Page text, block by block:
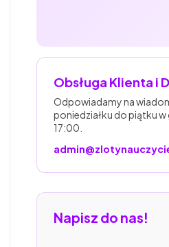
Obsługa Klienta i
Odpowiadamy na
poniedziałku do piątku
17:00.
Napisz do nas!